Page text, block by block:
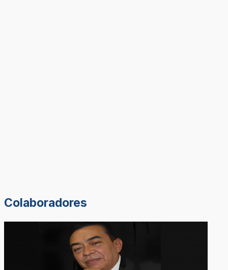
Colaboradores